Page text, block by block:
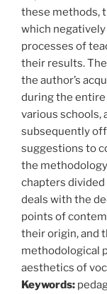
these methods,
which
processes of
their results.
the author’s
during the
various schools,
subsequently
suggestions to
the
chapters
deals with the
points of
their origin, and
methodological
aesthetics of
Keywords: